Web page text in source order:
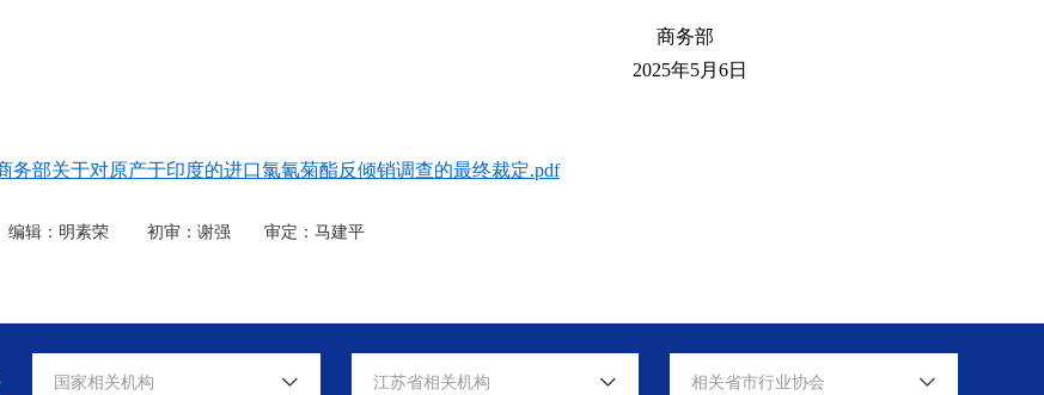
务部
年5月6日
务部关于对原产于印度的进口氯氰菊酯反倾销调查的最终裁定.pdf
辑：明素荣 初审：谢强 审定：马建平
国家相关机构 江苏省相关机构 相关省市行业协会